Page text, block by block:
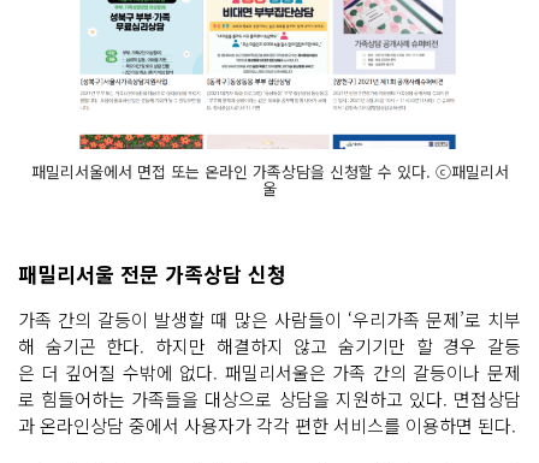
패밀리서울에서 면접 또는 온라인 가족상담을 신청할 수 있다. ⓒ패밀리서
울
패밀리서울 전문 가족상담 신청
가족 간의 갈등이 발생할 때 많은 사람들이 ‘우리가족 문제’로 치부
해 숨기곤 한다. 하지만 해결하지 않고 숨기기만 할 경우 갈등
은 더 깊어질 수밖에 없다. 패밀리서울은 가족 간의 갈등이나 문제
로 힘들어하는 가족들을 대상으로 상담을 지원하고 있다. 면접상담
과 온라인상담 중에서 사용자가 각각 편한 서비스를 이용하면 된다.